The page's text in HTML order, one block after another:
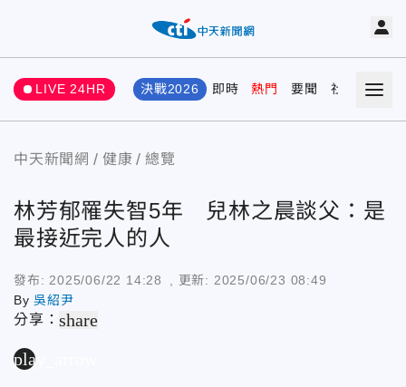
LIVE 24HR 決戰2026 即時 熱門 要聞 社會 娛樂
中天新聞網 健康 總覽
林芳郁罹失智5年 兒林之晨談父：是
最接近完人的人
發布: 2025/06/22 14:28 , 更新: 2025/06/23 08:49
By吳紹尹
分享：share
play_arrow